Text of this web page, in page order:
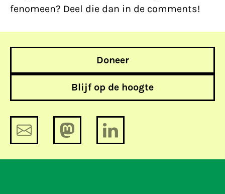
fenomeen? Deel die dan in de comments!
Doneer
Blijf op de hoogte